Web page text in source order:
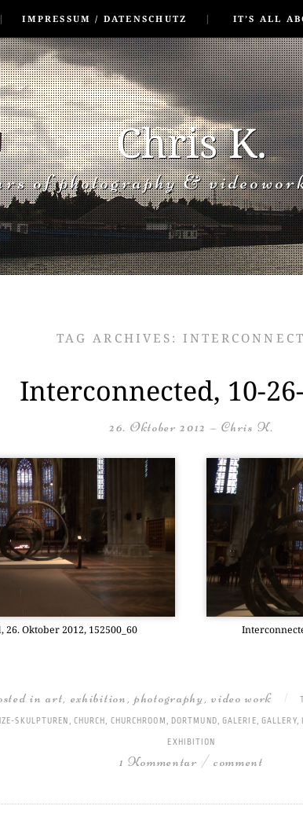
IMPRESSUM / DATENSCHUTZ IT’S ALL
Chris K.
of photography &
TAG ARCHIVES:
Interconnected, 10-
26. Oktober 2012 —Chris K.
Okto­ber 2012, 152500_60
inart, exhibition,photography,video work
SKULPTUREN , CHURCH, CHURCHROOM , DORTMUND, GALERIE, GALLERY,
EXHIBITION
1 Kommentar / comment